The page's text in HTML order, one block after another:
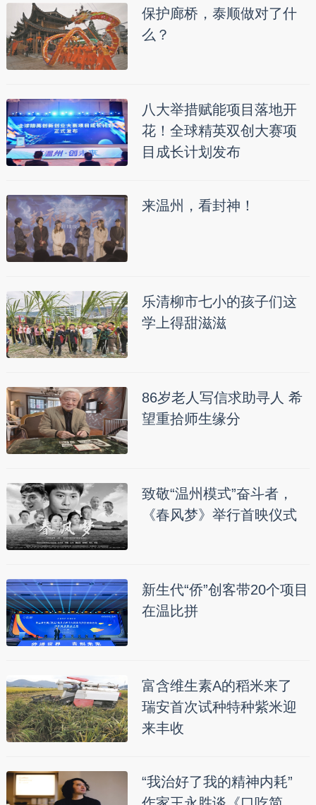
保护廊桥，泰顺做对了什
么？
八大举措赋能项目落地开
花！全球精英双创大赛项
目成长计划发布
来温州，看封神！
乐清柳市七小的孩子们这
学上得甜滋滋
86岁老人写信求助寻人 希
望重拾师生缘分
致敬“温州模式”奋斗者，
《春风梦》举行首映仪式
新生代“侨”创客带20个项目
在温比拼
富含维生素A的稻米来了
瑞安首次试种特种紫米迎
来丰收
“我治好了我的精神内耗”